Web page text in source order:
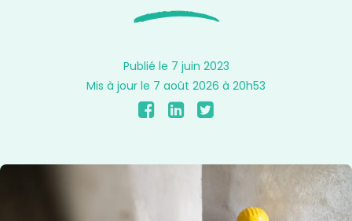
Publié le 7 juin 2023
Mis à jour le 7 août 2026 à 20h53